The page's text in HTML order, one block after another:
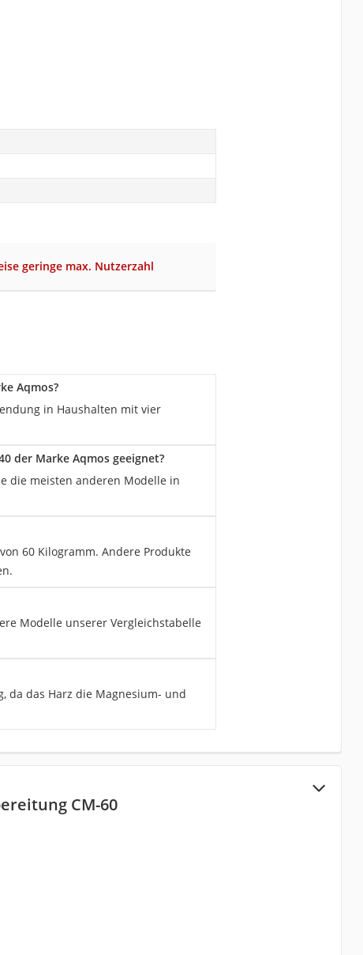
geringe max. Nutzerzahl
Aqmos?
in Haushalten mit vier
der Marke Aqmos geeignet?
die meisten anderen Modelle in
60 Kilogramm. Andere Produkte
Modelle unserer Vergleichstabelle
da das Harz die Magnesium- und
CM-60